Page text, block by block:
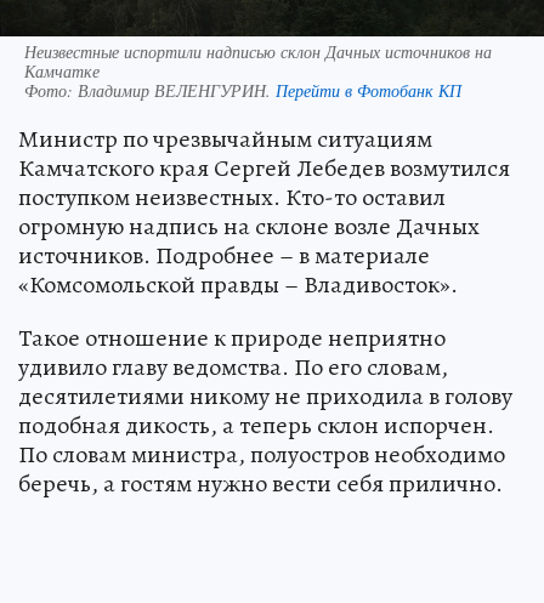
Неизвестные испортили надписью склон Дачных источников на
Камчатке
Фото: Владимир ВЕЛЕНГУРИН. Перейти в Фотобанк КП
Министр по чрезвычайным ситуациям
Камчатского края Сергей Лебедев возмутился
поступком неизвестных. Кто-то оставил
огромную надпись на склоне возле Дачных
источников. Подробнее – в материале
«Комсомольской правды – Владивосток».
Такое отношение к природе неприятно
удивило главу ведомства. По его словам,
десятилетиями никому не приходила в голову
подобная дикость, а теперь склон испорчен.
По словам министра, полуостров необходимо
беречь, а гостям нужно вести себя прилично.